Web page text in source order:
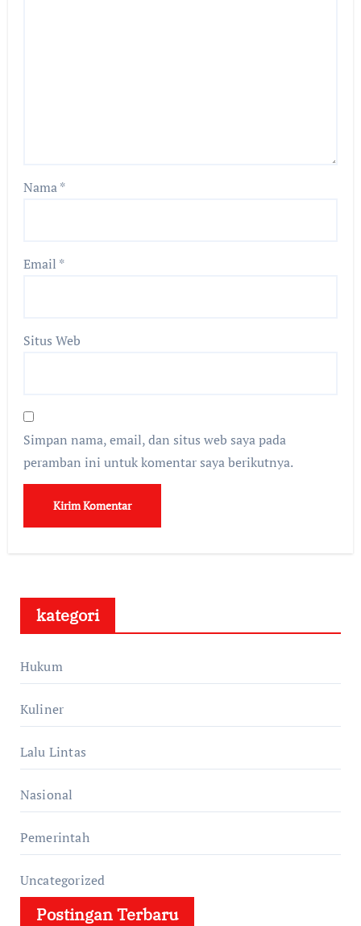
Nama*
Email *
Situs Web
Simpan nama, email, dan situs web saya pada
peramban ini untuk komentar saya berikutnya.
kategori
Hukum
Kuliner
Lalu Lintas
Nasional
Pemerintah
Uncategorized
Postingan Terbaru